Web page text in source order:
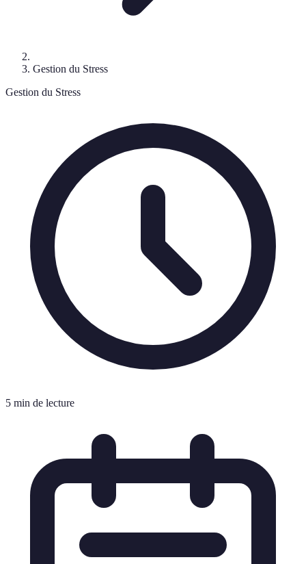
Gestion du Stress
Gestion du Stress
5 min de lecture